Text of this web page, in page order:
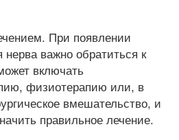
При появлении
важно обратиться к
включать
физиотерапию или, в
вмешательство, и
правильное лечение.